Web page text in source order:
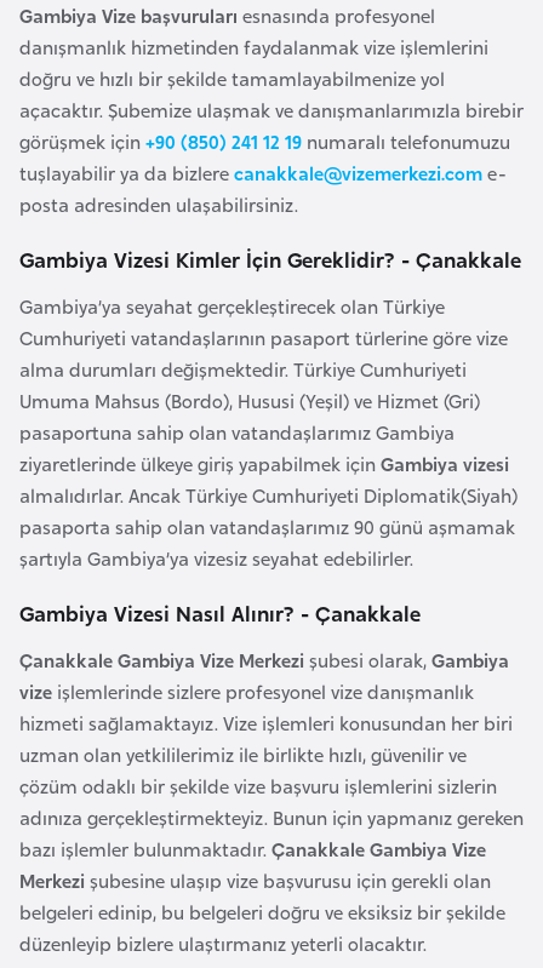
Gambiya Vize başvuruları esnasında profesyonel
danışmanlık hizmetinden faydalanmak vize işlemlerini
doğru ve hızlı bir şekilde tamamlayabilmenize yol
açacaktır. Şubemize ulaşmak ve danışmanlarımızla birebir
görüşmek için+90 (850) 241 12 19 numaralı telefonumuzu
tuşlayabilir ya da bizlerecanakkale@vizemerkezi.come-
posta adresinden ulaşabilirsiniz.
Gambiya Vizesi Kimler İçin Gereklidir? - Çanakkale
Gambiya’ya seyahat gerçekleştirecek olan Türkiye
Cumhuriyeti vatandaşlarının pasaport türlerine göre vize
alma durumları değişmektedir. Türkiye Cumhuriyeti
Umuma Mahsus (Bordo), Hususi (Yeşil) ve Hizmet (Gri)
pasaportuna sahip olan vatandaşlarımız Gambiya
ziyaretlerinde ülkeye giriş yapabilmek içinGambiya vizesi
almalıdırlar. Ancak Türkiye Cumhuriyeti Diplomatik(Siyah)
pasaporta sahip olan vatandaşlarımız 90 günü aşmamak
şartıyla Gambiya’ya vizesiz seyahat edebilirler.
Gambiya Vizesi Nasıl Alınır? - Çanakkale
Çanakkale Gambiya Vize Merkezi şubesi olarak,Gambiya
vize işlemlerinde sizlere profesyonel vize danışmanlık
hizmeti sağlamaktayız. Vize işlemleri konusundan her biri
uzman olan yetkililerimiz ile birlikte hızlı, güvenilir ve
çözüm odaklı bir şekilde vize başvuru işlemlerini sizlerin
adınıza gerçekleştirmekteyiz. Bunun için yapmanız gereken
bazı işlemler bulunmaktadır. Çanakkale Gambiya Vize
Merkezi şubesine ulaşıp vize başvurusu için gerekli olan
belgeleri edinip, bu belgeleri doğru ve eksiksiz bir şekilde
düzenleyip bizlere ulaştırmanız yeterli olacaktır.
B
a
h
r
e
y
n
a
n
g
l
a
d
e
ş
B
l
a
r
u
s
B
e
l
ç